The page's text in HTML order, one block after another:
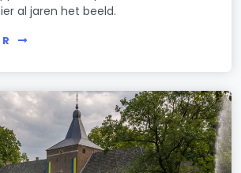
al jaren het beeld.